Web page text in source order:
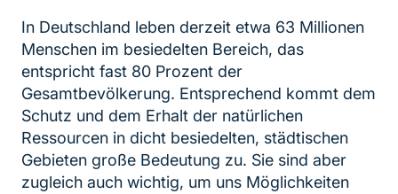
In Deutschland leben derzeit etwa 63 Millionen
Menschen im besiedelten Bereich, das
entspricht fast 80 Prozent der
Gesamtbevölkerung. Entsprechend kommt dem
Schutz und dem Erhalt der natürlichen
Ressourcen in dicht besiedelten, städtischen
Gebieten große Bedeutung zu. Sie sind aber
zugleich auch wichtig, um uns Möglichkeiten